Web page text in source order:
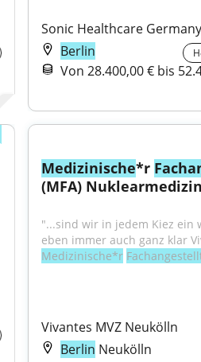
Sonic Healthcare Germany
Berlin
Von 28.400,00 € bis
Medizinische*r
(MFA) Nuklearmedizin
"...sind wir in jedem Kiez ein
Medizinische*r
Vivantes MVZ Neukölln
Berlin Neukölln